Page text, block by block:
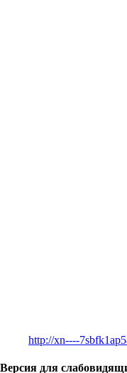
http://xn----
Версия для